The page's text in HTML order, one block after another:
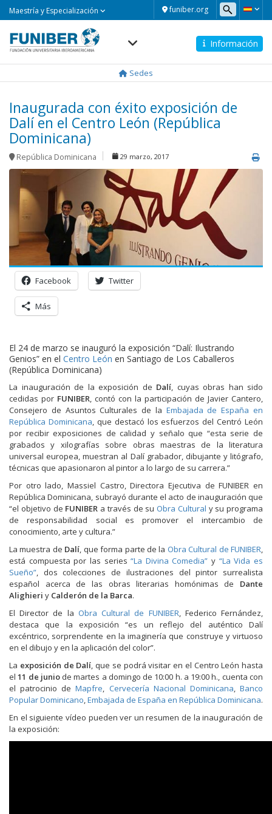
funiber.org
Maestría y Especialización
Información
Sedes
Inaugurada con éxito exposición de
Dalí en el Centro León (República
Dominicana)
República Dominicana 29 marzo, 2017
Facebook Twitter
Más
El 24 de marzo se inauguró la exposición “Dalí: Ilustrando
Genios” en el Centro León en Santiago de Los Caballeros
(República Dominicana)
La inauguración de la exposición de Dalí , cuyas obras han sido
cedidas por FUNIBER , contó con la participación de Javier Cantero,
Consejero de Asuntos Culturales de la Embajada de España en
República Dominicana , que destacó los esfuerzos del Centró León
por recibir exposiciones de calidad y señalo que “esta serie de
grabados y xilografías sobre obras maestras de la literatura
universal europea, muestran al Dalí grabador, dibujante y litógrafo,
técnicas que apasionaron al pintor a lo largo de su carrera.”
Por otro lado, Massiel Castro, Directora Ejecutiva de FUNIBER en
República Dominicana, subrayó durante el acto de inauguración que
“el objetivo de FUNIBER a través de su Obra Cultural y su programa
de responsabilidad social es promover el intercambio de
conocimiento, arte y cultura.”
La muestra de Dalí , que forma parte de la Obra Cultural de FUNIBER
está compuesta por las series“La Divina Comedia” y “La Vida es
Sueño” , dos colecciones de ilustraciones del pintor surrealista
español acerca de las obras literarias homónimas de Dante
Alighieri y Calderón de la Barca.
El Director de la Obra Cultural de FUNIBER , Federico Fernández,
destaca que la exposición “es un reflejo del auténtico Dalí
excéntrico, sorprendente en la imaginería que construye y virtuoso
en el dibujo y en la aplicación del color”.
La exposición de Dalí , que se podrá visitar en el Centro León hasta
el11 de junio de martes a domingo de 10:00 h. a 19:00 h., cuenta con
el patrocinio deMapfre Cervecería Nacional Dominicana ,Banco
Popular Dominicano Embajada de España en República Dominicana.
En el siguiente vídeo pueden ver un resumen de la inauguración de
la exposición: